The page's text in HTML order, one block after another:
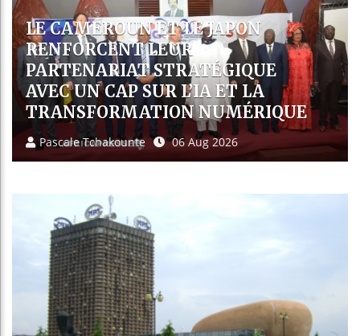
Aliko Dangote
EXPULSÉS DES ÉTATS-UNIS VERS
LE CAMEROUN, 36 AFRICAINS
SAISISSENT LES TRIBUNAUX DE
YAOUNDÉ
Pascale Tchakounte 06 Aug 2026